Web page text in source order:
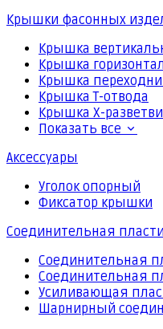
Крышки фасонных
Крышка
Крышка
Крышка
Крышка Т-отвода
Крышка Х-
Показать все
Аксессуары
Уголок опорный
Фиксатор крышки
Соединительная
Соединительная
Соединительная
Усиливающая
Шарнирный